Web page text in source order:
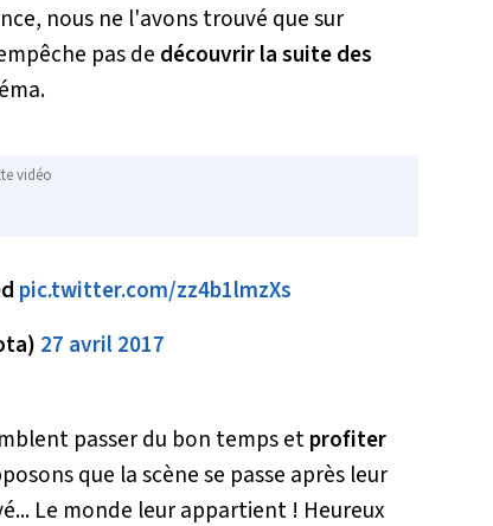
nous ne l'avons trouvé que sur
pas de découvrir la suite des
vidéo
pic.twitter.com/zz4b1lmzXs
27 avril 2017
passer du bon temps etprofiter
que la scène se passe après leur
Le monde leur appartient ! Heureux